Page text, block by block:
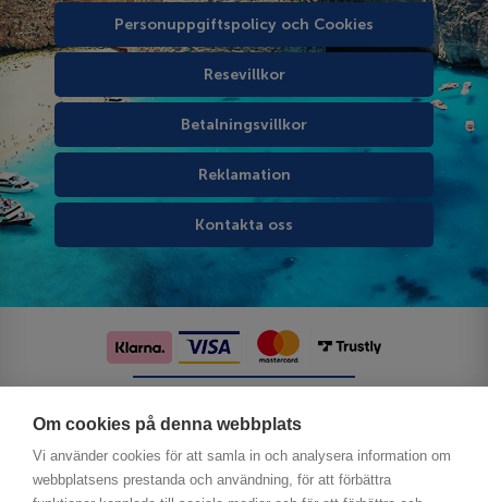
Om cookies på denna webbplats
Vi använder cookies för att samla in och analysera information om
webbplatsens prestanda och användning, för att förbättra
Personuppgiftspolicy och Cookies
Resevillkor
Betalningsvillkor
Reklamation
Kontakta oss
Följ oss på sociala medier